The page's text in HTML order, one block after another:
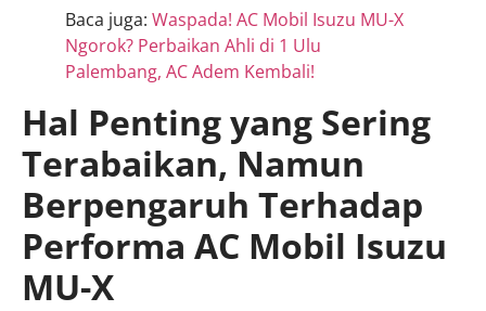
Baca juga: Waspada! AC Mobil Isuzu MU-X
Ngorok? Perbaikan Ahli di 1 Ulu
Palembang, AC Adem Kembali!
Hal Penting yang Sering
Terabaikan, Namun
Berpengaruh Terhadap
Performa AC Mobil Isuzu
MU-X